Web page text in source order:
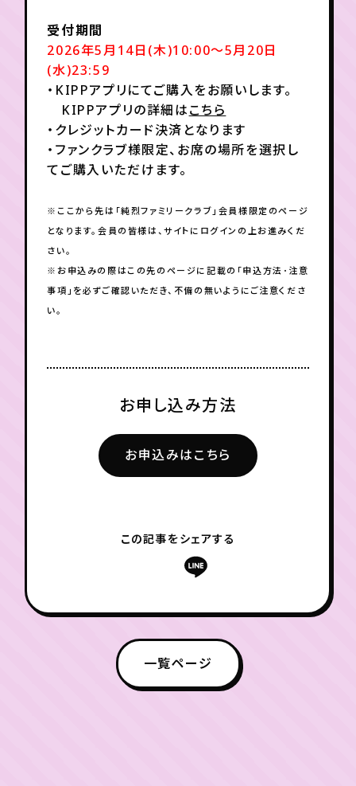
受付期間
2026年5月14日(木)10:00～5月20日
(水)23:59
・KIPPアプリにてご購入をお願いします。
KIPPアプリの詳細はこちら
・クレジットカード決済となります
・ファンクラブ様限定、お席の場所を選択し
てご購入いただけます。
※ここから先は「純烈ファミリークラブ」会員様限定のページ
となります。会員の皆様は、サイトにログインの上お進みくだ
さい。
※お申込みの際はこの先のページに記載の「申込方法･注意
事項」を必ずご確認いただき、不備の無いようにご注意くださ
い。
お申し込み方法
お申込みはこちら
この記事をシェアする
一覧ページ